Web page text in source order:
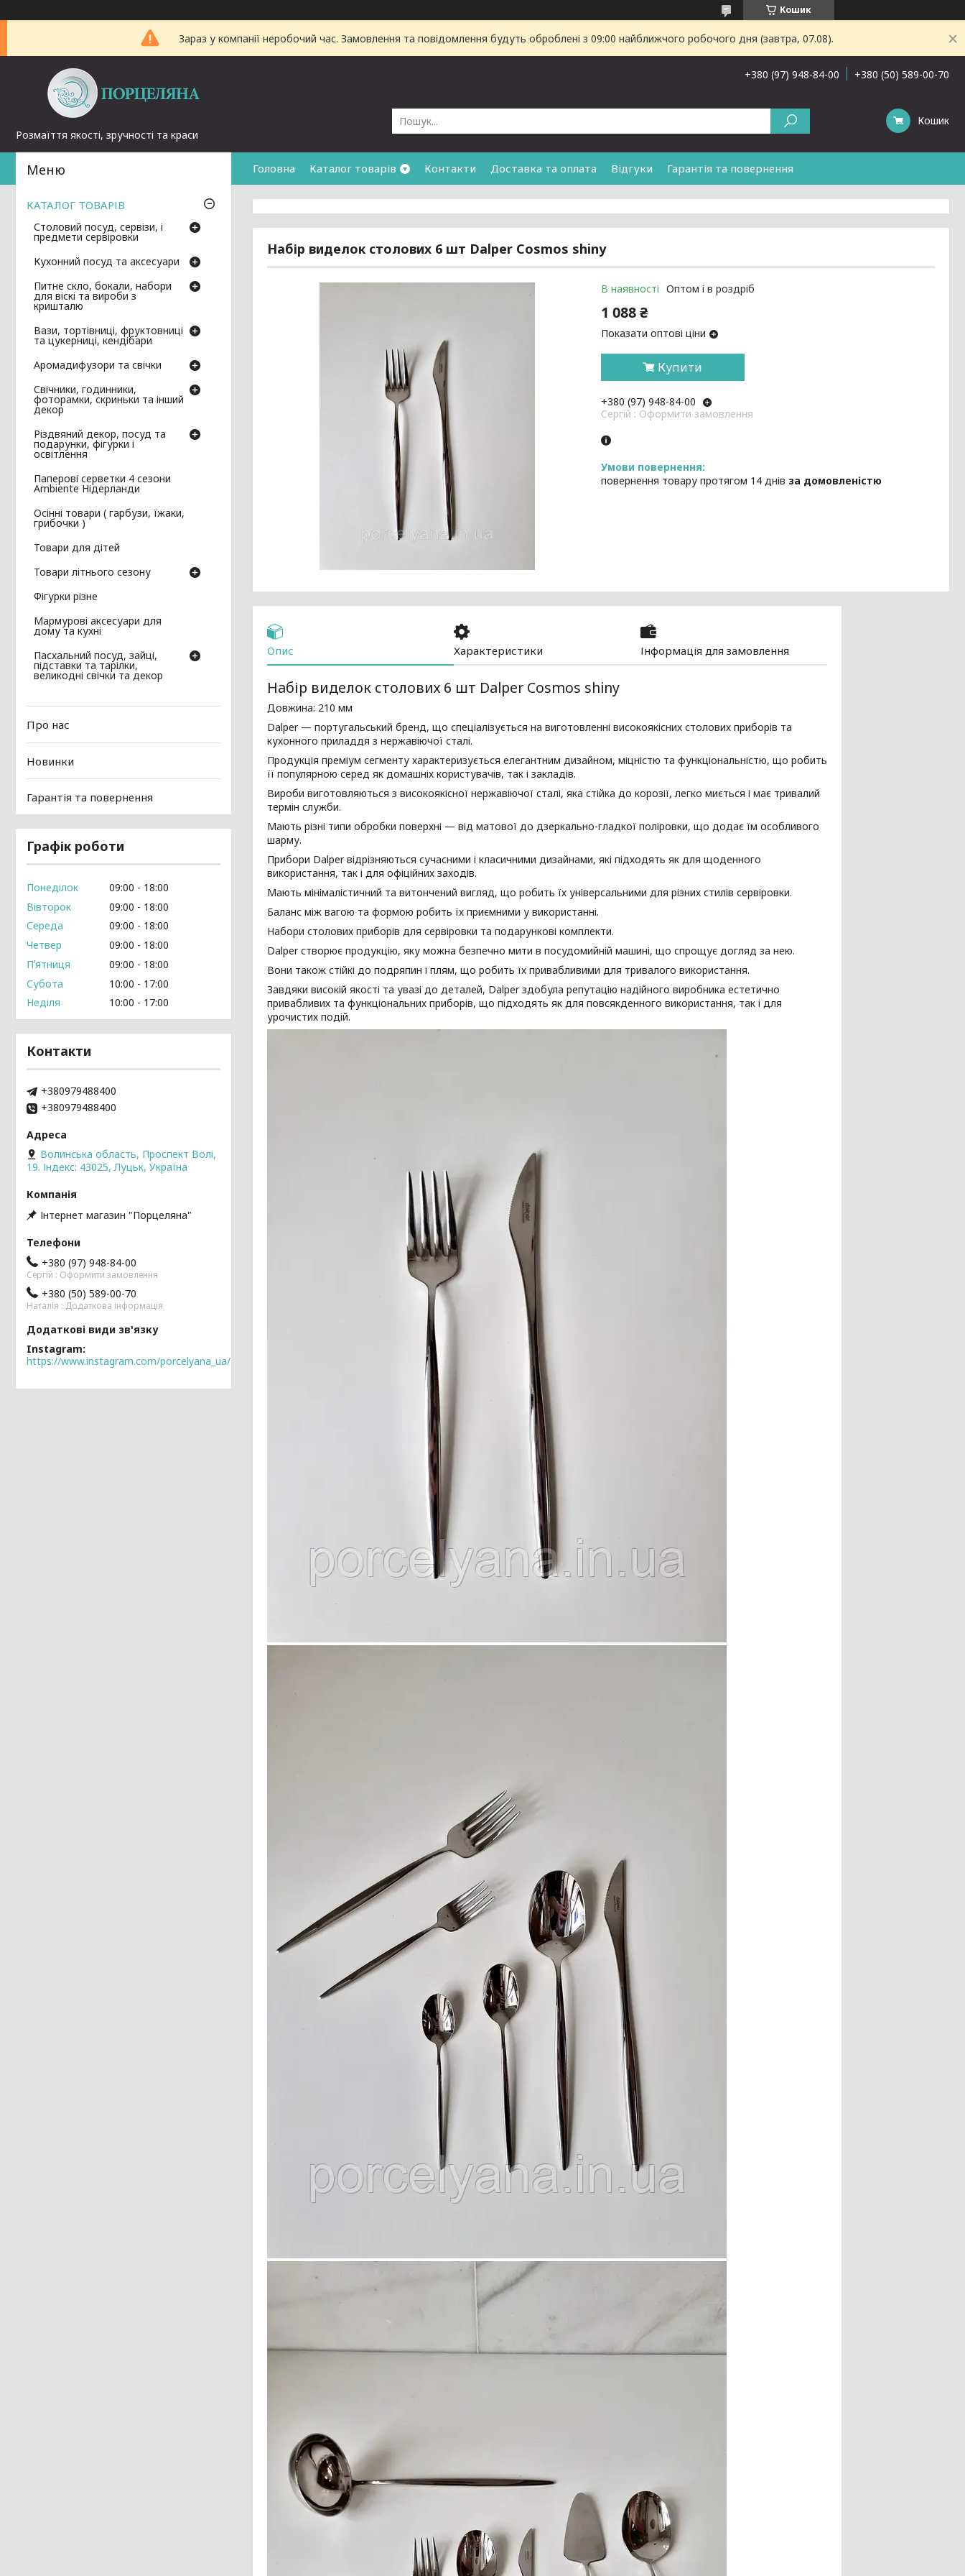
Кошик
Зараз у компанії неробочий час. Замовлення та повідомлення будуть оброблені з 09:00 найближчого робочого дня (завтра, 07.08).
Розмаїття якості, зручності та краси
+380 (97) 948-84-00 +380 (50) 589-00-70
Кошик
Головна Каталог товарів Контакти Доставка та оплата Відгуки Гарантія та повернення
Набір виделок столових 6 шт Dalper Cosmos shiny
В наявності Оптом і в роздріб
1 088 ₴
Показати оптові ціни
Купити
+380 (97) 948-84-00
Cергій : Оформити замовлення
повернення товару протягом 14 днів за домовленістю
Опис Характеристики Інформація для замовлення
Набір виделок столових 6 шт Dalper Cosmos shiny
Довжина: 210 мм
Dalper — португальський бренд, що спеціалізується на виготовленні високоякісних столових приборів та
кухонного приладдя з нержавіючої сталі.
Продукція преміум сегменту характеризується елегантним дизайном, міцністю та функціональністю, що робить
її популярною серед як домашніх користувачів, так і закладів.
Вироби виготовляються з високоякісної нержавіючої сталі, яка стійка до корозії, легко миється і має тривалий
термін служби.
Мають різні типи обробки поверхні — від матової до дзеркально-гладкої поліровки, що додає їм особливого
шарму.
Прибори Dalper відрізняються сучасними і класичними дизайнами, які підходять як для щоденного
використання, так і для офіційних заходів.
Мають мінімалістичний та витончений вигляд, що робить їх універсальними для різних стилів сервіровки.
Баланс між вагою та формою робить їх приємними у використанні.
Набори столових приборів для сервіровки та подарункові комплекти.
Dalper створює продукцію, яку можна безпечно мити в посудомийній машині, що спрощує догляд за нею.
Вони також стійкі до подряпин і плям, що робить їх привабливими для тривалого використання.
Завдяки високій якості та увазі до деталей, Dalper здобула репутацію надійного виробника естетично
привабливих та функціональних приборів, що підходять як для повсякденного використання, так і для
урочистих подій.
КАТАЛОГ ТОВАРІВ
Столовий посуд, сервізи, і
предмети сервіровки
Кухонний посуд та аксесуари
Питне скло, бокали, набори
для віскі та вироби з
кришталю
Вази, тортівниці, фруктовниці
та цукерниці, кендібари
Аромадифузори та свічки
Свічники, годинники,
фоторамки, скриньки та інший
декор
Різдвяний декор, посуд та
подарунки, фігурки і
освітлення
Паперові серветки 4 сезони
Ambiente Нідерланди
Осінні товари ( гарбузи, їжаки,
грибочки )
Товари для дітей
Товари літнього сезону
Фігурки різне
Мармурові аксесуари для
дому та кухні
Пасхальний посуд, зайці,
підставки та тарілки,
великодні свічки та декор
Про нас
Новинки
Гарантія та повернення
Графік роботи
Понеділок 09:00
18:00
Вівторок
09:00
18:00
Середа
09:00
18:00
Четвер
09:00
18:00
Пʼятниця
09:00
18:00
Субота
10:00
17:00
Неділя
10:00 17:00
Контакти
+380979488400
+380979488400
Волинська область, Проспект Волі,
19. Індекс: 43025, Луцьк, Україна
Інтернет магазин "Порцеляна"
+380 (97) 948-84-00
Cергій : Оформити замовлення
+380 (50) 589-00-70
Наталія : Додаткова інформація
Instagram
https://www.instagram.com/porcelyana_ua/